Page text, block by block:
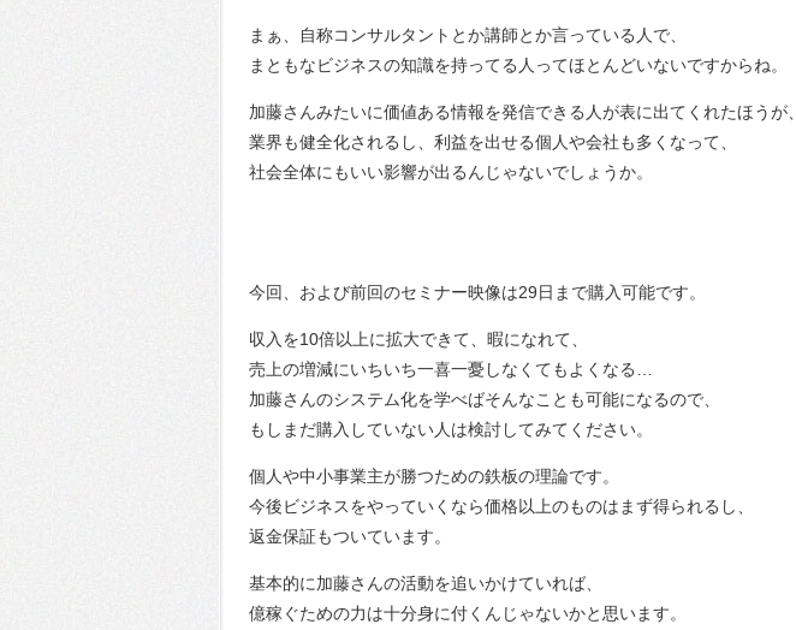
まぁ、自称コンサルタントとか講師とか言っている人で、
まともなビジネスの知識を持ってる人ってほとんどいないですからね。
加藤さんみたいに価値ある情報を発信できる人が表に出てくれたほうが、
業界も健全化されるし、利益を出せる個人や会社も多くなって、
社会全体にもいい影響が出るんじゃないでしょうか。
今回、および前回のセミナー映像は29日まで購入可能です。
収入を10倍以上に拡大できて、暇になれて、
売上の増減にいちいち一喜一憂しなくてもよくなる…
加藤さんのシステム化を学べばそんなことも可能になるので、
もしまだ購入していない人は検討してみてください。
個人や中小事業主が勝つための鉄板の理論です。
今後ビジネスをやっていくなら価格以上のものはまず得られるし、
返金保証もついています。
基本的に加藤さんの活動を追いかけていれば、
億稼ぐための力は十分身に付くんじゃないかと思います。